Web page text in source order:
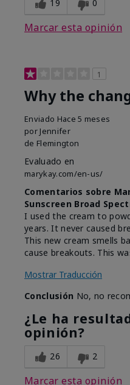
19 0
Marcar esta opinión
1
Why the
Enviado Hace 5 meses
por Jennifer
de Flemington
Evaluado en
marykay.com/en-us/
Comentarios sobre
Sunscreen Broad
I used the cream to
years. It never caused
This new cream smells
cause breakouts. This
Mostrar Traducción
Conclusión No, no
¿Le ha
opinión?
26 2
Marcar esta opinión